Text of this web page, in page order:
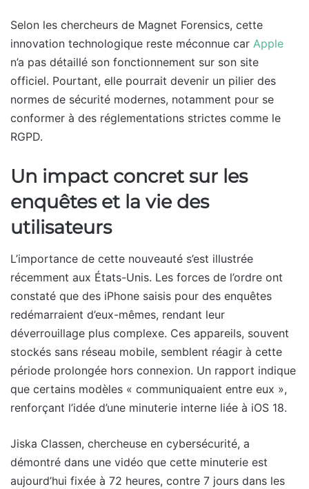
Selon les chercheurs de Magnet Forensics, cette
innovation technologique reste méconnue car Apple
n’a pas détaillé son fonctionnement sur son site
officiel. Pourtant, elle pourrait devenir un pilier des
normes de sécurité modernes, notamment pour se
conformer à des réglementations strictes comme le
RGPD.
Un impact concret sur les
enquêtes et la vie des
utilisateurs
L’importance de cette nouveauté s’est illustrée
récemment aux États-Unis. Les forces de l’ordre ont
constaté que des iPhone saisis pour des enquêtes
redémarraient d’eux-mêmes, rendant leur
déverrouillage plus complexe. Ces appareils, souvent
stockés sans réseau mobile, semblent réagir à cette
période prolongée hors connexion. Un rapport indique
que certains modèles « communiquaient entre eux »,
renforçant l’idée d’une minuterie interne liée à iOS 18.
Jiska Classen, chercheuse en cybersécurité, a
démontré dans une vidéo que cette minuterie est
aujourd’hui fixée à 72 heures, contre 7 jours dans les